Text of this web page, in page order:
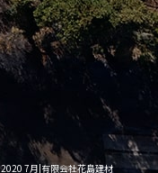
2020 7月|有限会社花島建材